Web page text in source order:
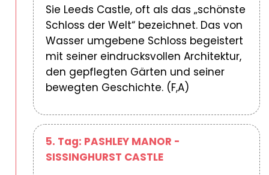
Sie Leeds Castle, oft als das „schönste
Schloss der Welt“ bezeichnet. Das von
Wasser umgebene Schloss begeistert
mit seiner eindrucksvollen Architektur,
den gepflegten Gärten und seiner
bewegten Geschichte. (F,A)
5. Tag: PASHLEY MANOR -
SISSINGHURST CASTLE